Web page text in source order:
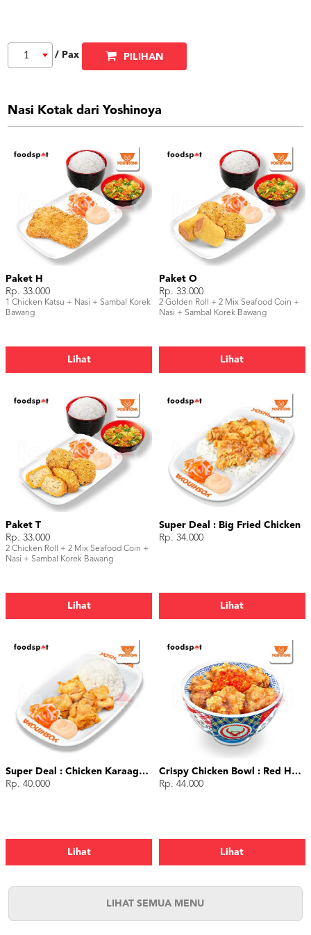
1 / Pax PILIHAN
Nasi Kotak dari Yoshinoya
Paket H
Rp. 33.000
1 Chicken Katsu + Nasi + Sambal Korek
Bawang
Lihat
Paket O
Rp. 33.000
2 Golden Roll + 2 Mix Seafood Coin +
Nasi + Sambal Korek Bawang
Lihat
Paket T
Rp. 33.000
2 Chicken Roll + 2 Mix Seafood Coin +
Nasi + Sambal Korek Bawang
Lihat
Super Deal : Big Fried Chicken
Rp. 34.000
Lihat
Super Deal : Chicken Karaage (4 pcs)
Rp. 40.000
Lihat
Crispy Chicken Bowl : Red Hot Chili
Rp. 44.000
Lihat
LIHAT SEMUA MENU